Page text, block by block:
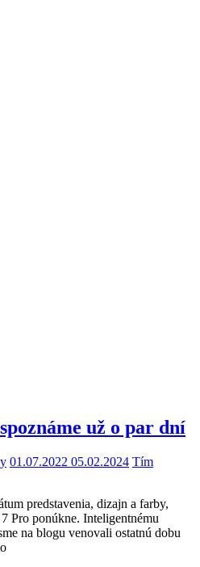
už o par dní
01.07.2022 05.02.2024 Tím
predstavenia, dizajn a farby,
Pro ponúkne. Inteligentnému
na blogu venovali ostatnú dobu